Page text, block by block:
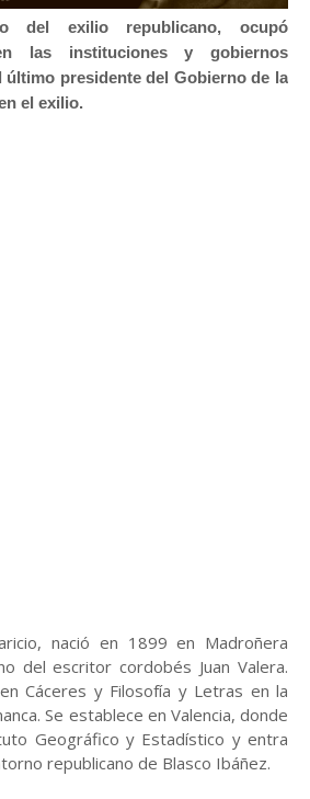
del exilio republicano, ocupó
las instituciones y gobiernos
último presidente del Gobierno de la
el exilio.
nació en 1899 en Madroñera
del escritor cordobés Juan Valera.
Cáceres y Filosofía y Letras en la
Se establece en Valencia, donde
Geográfico y Estadístico y entra
republicano de Blasco Ibáñez.